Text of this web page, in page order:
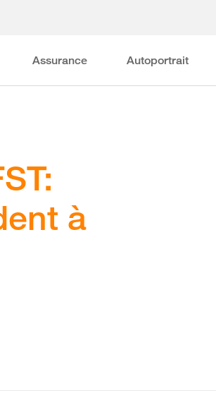
Assurance Autoportrait
à